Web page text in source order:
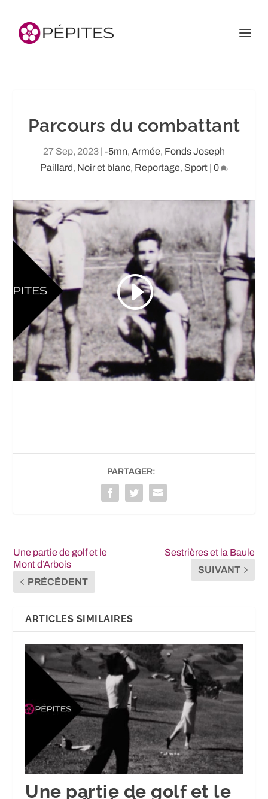
Parcours du combattant
27 Sep, 2023 | -5mn, Armée, Fonds Joseph
Paillard, Noir et blanc, Reportage, Sport | 0
PARTAGER:
Une partie de golf et le
Mont d’Arbois
PRÉCÉDENT
Sestrières et la Baule
SUIVANT
ARTICLES SIMILAIRES
Une partie de golf et le